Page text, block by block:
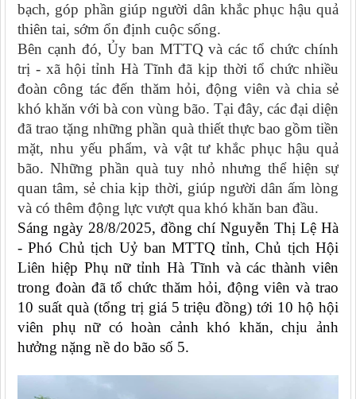
bạch, góp phần giúp người dân khắc phục hậu quả
thiên tai, sớm ổn định cuộc sống.
Bên cạnh đó, Ủy ban MTTQ và các tổ chức chính
trị - xã hội tỉnh Hà Tĩnh đã kịp thời tổ chức nhiều
đoàn công tác đến thăm hỏi, động viên và chia sẻ
khó khăn với bà con vùng bão. Tại đây, các đại diện
đã trao tặng những phần quà thiết thực bao gồm tiền
mặt, nhu yếu phẩm, và vật tư khắc phục hậu quả
bão. Những phần quà tuy nhỏ nhưng thể hiện sự
quan tâm, sẻ chia kịp thời, giúp người dân ấm lòng
và có thêm động lực vượt qua khó khăn ban đầu.
Sáng ngày 28/8/2025, đồng chí Nguyễn Thị Lệ Hà
- Phó Chủ tịch Uỷ ban MTTQ tỉnh, Chủ tịch Hội
Liên hiệp Phụ nữ tỉnh Hà Tĩnh và các thành viên
trong đoàn đã tổ chức thăm hỏi, động viên và trao
10 suất quà (tổng trị giá 5 triệu đồng) tới 10 hộ hội
viên phụ nữ có hoàn cảnh khó khăn, chịu ảnh
hưởng nặng nề do bão số 5.